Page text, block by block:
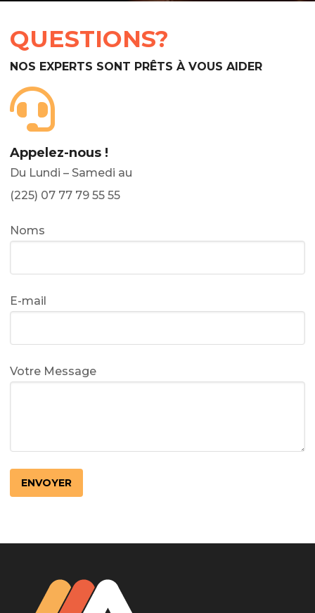
QUESTIONS?
NOS EXPERTS SONT PRÊTS À VOUS AIDER
Appelez-nous !
Du Lundi – Samedi au
(225) 07 77 79 55 55
Noms
E-mail
Votre Message
LotoMart
Бай Лото
escort barcelone
https://intimaties.net/es/category/woman-used-
used-panties-es/
eros houston
albanianescort